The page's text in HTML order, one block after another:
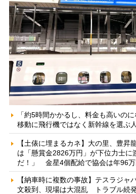
「約5時間かかるし、料金も高いの
移動に飛行機ではなく新幹線を選ぶ
【土俵に埋まるカネ】大の里、豊昇
は「懸賞金2826万円」が下位力士に
だ！」 金星4個配給で協会は年96万
【納車時に複数の事故】テスラジャ
文殺到、現場は大混乱 トラブル続